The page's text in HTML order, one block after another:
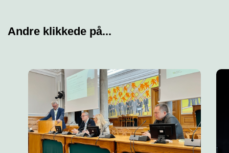
Andre klikkede på...